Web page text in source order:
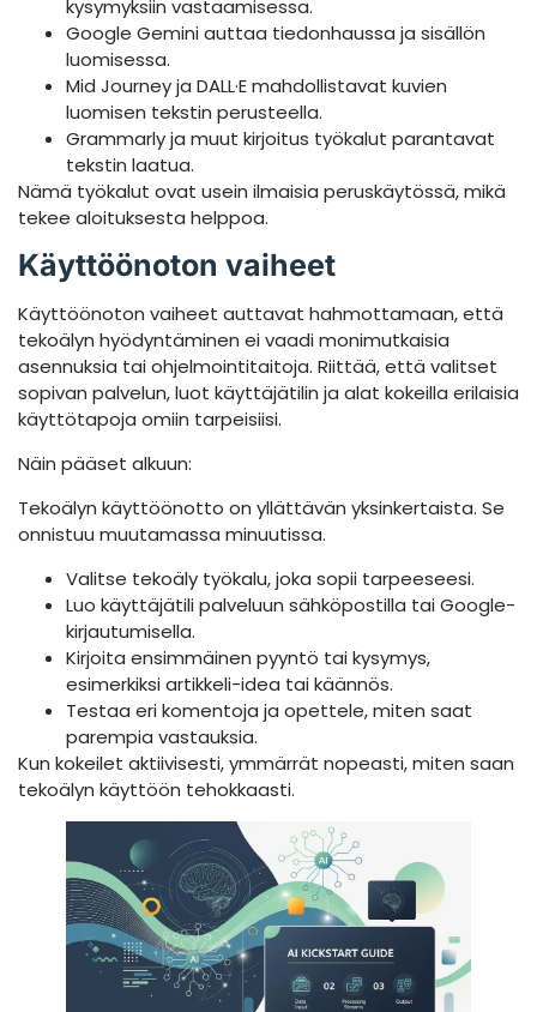
kysymyksiin vastaamisessa.
Google Gemini auttaa tiedonhaussa ja sisällön
luomisessa.
Mid Journey ja DALL·E mahdollistavat kuvien
luomisen tekstin perusteella.
Grammarly ja muut kirjoitus työkalut parantavat
tekstin laatua.
Nämä työkalut ovat usein ilmaisia peruskäytössä, mikä
tekee aloituksesta helppoa.
Käyttöönoton vaiheet
Käyttöönoton vaiheet auttavat hahmottamaan, että
tekoälyn hyödyntäminen ei vaadi monimutkaisia
asennuksia tai ohjelmointitaitoja. Riittää, että valitset
sopivan palvelun, luot käyttäjätilin ja alat kokeilla erilaisia
käyttötapoja omiin tarpeisiisi.
Näin pääset alkuun:
Tekoälyn käyttöönotto on yllättävän yksinkertaista. Se
onnistuu muutamassa minuutissa.
Valitse tekoäly työkalu, joka sopii tarpeeseesi.
Luo käyttäjätili palveluun sähköpostilla tai Google-
kirjautumisella.
Kirjoita ensimmäinen pyyntö tai kysymys,
esimerkiksi artikkeli-idea tai käännös.
Testaa eri komentoja ja opettele, miten saat
parempia vastauksia.
Kun kokeilet aktiivisesti, ymmärrät nopeasti, miten saan
tekoälyn käyttöön tehokkaasti.